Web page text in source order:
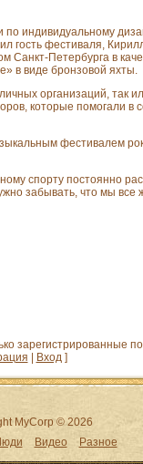
индивидуальному
гость фестиваля,
Петербурга в
в виде бронзовой яхты.
организаций, так
которые помогали в
фестивалем
спорту постоянно
забывать, что мы
зарегистрированные
Вход]
MyCorp © 2026
Видео Разное